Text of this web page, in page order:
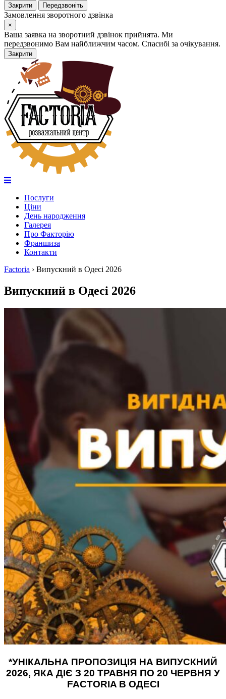
Закрити Передзвоніть
Замовлення зворотного дзвінка
×
Ваша заявка на зворотний дзвінок прийнята. Ми
передзвонимо Вам найближчим часом. Спасибі за очікування.
Закрити
Послуги
Ціни
День народження
Галерея
Про Факторію
Франшиза
Контакти
Factoria › Випускний в Одесі 2026
Випускний в Одесі 2026
*УНІКАЛЬНА ПРОПОЗИЦІЯ НА ВИПУСКНИЙ
2026, ЯКА ДІЄ З 20 ТРАВНЯ ПО 20 ЧЕРВНЯ У
FACTORIA В ОДЕСІ